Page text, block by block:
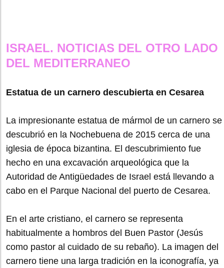
ISRAEL. NOTICIAS DEL OTRO LADO
DEL MEDITERRANEO
Estatua de un carnero descubierta en Cesarea
La impresionante estatua de mármol de un carnero se
descubrió en la Nochebuena de 2015 cerca de una
iglesia de época bizantina. El descubrimiento fue
hecho en una excavación arqueológica que la
Autoridad de Antigüedades de Israel está llevando a
cabo en el Parque Nacional del puerto de Cesarea.
En el arte cristiano, el carnero se representa
habitualmente a hombros del Buen Pastor (Jesús
como pastor al cuidado de su rebaño). La imagen del
carnero tiene una larga tradición en la iconografía, ya